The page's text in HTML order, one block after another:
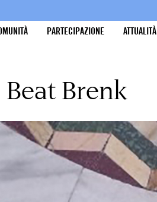
PARTECIPAZIONE ATTUALITÀ
Brenk